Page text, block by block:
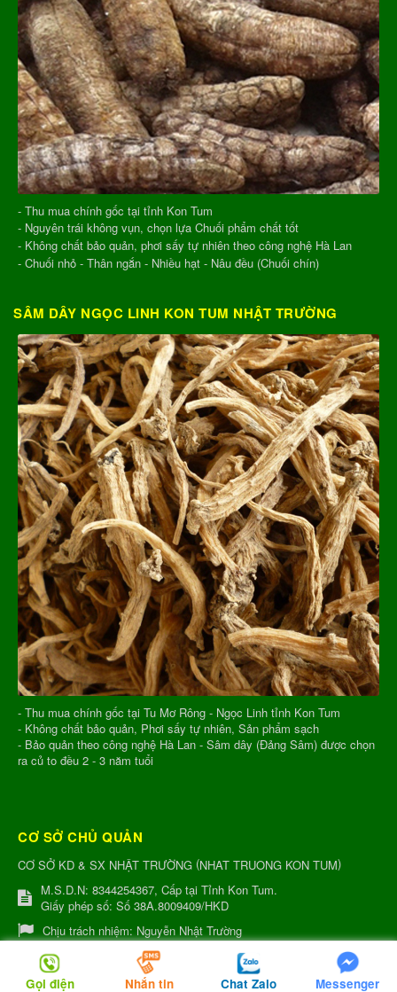
- Thu mua chính gốc tại tỉnh Kon Tum
- Nguyên trái không vụn, chọn lựa Chuối phẩm chất tốt
- Không chất bảo quản, phơi sấy tự nhiên theo công nghệ Hà Lan
- Chuối nhỏ - Thân ngắn - Nhiều hạt - Nâu đều (Chuối chín)
SÂM DÂY NGỌC LINH KON TUM NHẬT TRƯỜNG
- Thu mua chính gốc tại Tu Mơ Rông - Ngọc Linh tỉnh Kon Tum
- Không chất bảo quản, Phơi sấy tự nhiên, Sản phẩm sạch
- Bảo quản theo công nghệ Hà Lan - Sâm dây (Đảng Sâm) được chọn
ra củ to đều 2 - 3 năm tuổi
CƠ SỞ CHỦ QUẢN
CƠ SỞ KD & SX NHẬT TRƯỜNG (NHAT TRUONG KON TUM)
M.S.D.N: 8344254367, Cấp tại Tỉnh Kon Tum.
Giấy phép số: Số 38A.8009409/HKD
Chịu trách nhiệm: Nguyễn Nhật Trường
Xưởng sản xuất:
34 Lý Thường Kiệt, Tổ 6, Phường Quang Trung,
Tỉnh Kon Tum
Gọi điện Nhắn tin Chat Zalo Messenger